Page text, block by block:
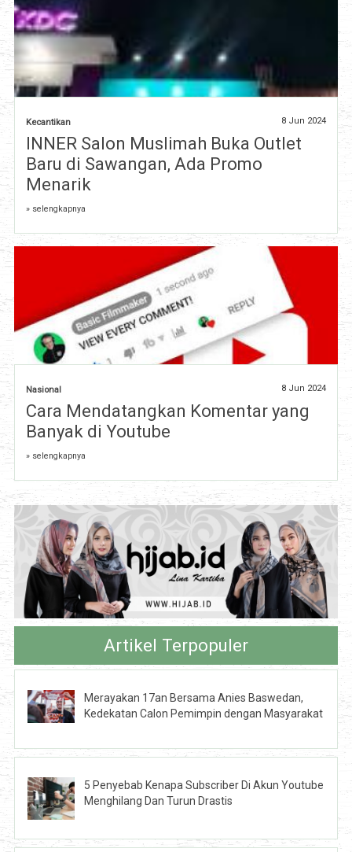
Kecantikan 8 Jun 2024
INNER Salon Muslimah Buka Outlet
Baru di Sawangan, Ada Promo
Menarik
» selengkapnya
Nasional 8 Jun 2024
Cara Mendatangkan Komentar yang
Banyak di Youtube
» selengkapnya
Artikel Terpopuler
Merayakan 17an Bersama Anies Baswedan,
Kedekatan Calon Pemimpin dengan Masyarakat
5 Penyebab Kenapa Subscriber Di Akun Youtube
Menghilang Dan Turun Drastis